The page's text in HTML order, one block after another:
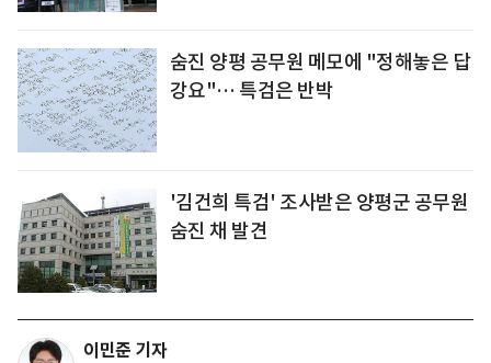
숨진 양평 공무원 메모에 "정해놓은 답
강요"… 특검은 반박
'김건희 특검' 조사받은 양평군 공무원
숨진 채 발견
이민준 기자